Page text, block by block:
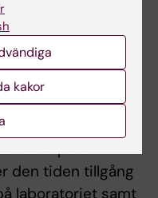
muntligt och
som görs på
den tiden tillgång
laboratoriet samt
kakor